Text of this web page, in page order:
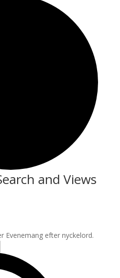
and Views
Evenemang efter nyckelord.